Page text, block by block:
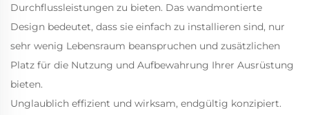
Durchflussleistungen zu bieten. Das wandmontierte
Design bedeutet, dass sie einfach zu installieren sind, nur
sehr wenig Lebensraum beanspruchen und zusätzlichen
Platz für die Nutzung und Aufbewahrung Ihrer Ausrüstung
bieten.
Unglaublich effizient und wirksam, endgültig konzipiert.